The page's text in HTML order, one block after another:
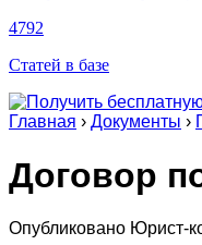
4792
Статей в базе
Главная › Документы ›
Договор
Опубликовано Юрист-